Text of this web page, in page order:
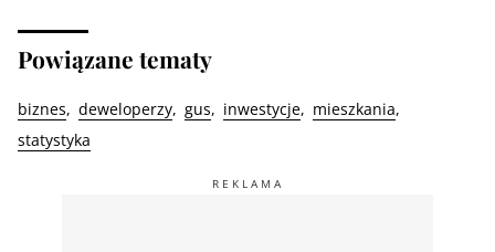
Powiązane tematy
biznes deweloperzy gus inwestycje
mieszkania
statystyka